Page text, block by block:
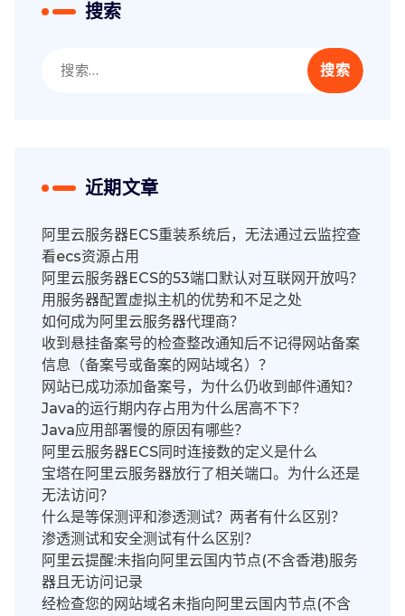
搜索
索：
近期文章
阿里云服务器ECS重装系统后，无法通过云监控查
看ecs资源占用
阿里云服务器ECS的53端口默认对互联网开放吗？
用服务器配置虚拟主机的优势和不足之处
如何成为阿里云服务器代理商？
收到悬挂备案号的检查整改通知后不记得网站备案
信息（备案号或备案的网站域名）？
网站已成功添加备案号，为什么仍收到邮件通知？
Java的运行期内存占用为什么居高不下？
Java应用部署慢的原因有哪些？
阿里云服务器ECS同时连接数的定义是什么
宝塔在阿里云服务器放行了相关端口。为什么还是
无法访问？
什么是等保测评和渗透测试？两者有什么区别？
渗透测试和安全测试有什么区别？
阿里云提醒:未指向阿里云国内节点(不含香港)服务
器且无访问记录
经检查您的网站域名未指向阿里云国内节点(不含